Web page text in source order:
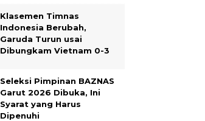
Klasemen Timnas
Indonesia Berubah,
Garuda Turun usai
Dibungkam Vietnam 0-3
Seleksi Pimpinan BAZNAS
Garut 2026 Dibuka, Ini
Syarat yang Harus
Dipenuhi